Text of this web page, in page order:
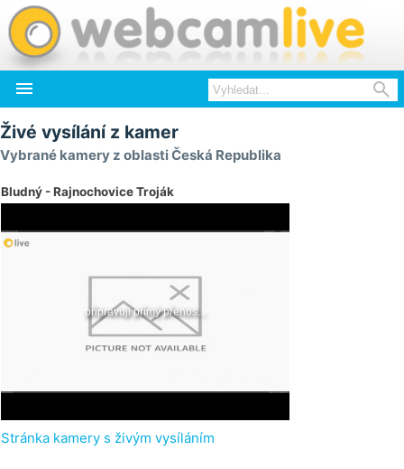
 
Živé vysílání z kamer
Vybrané kamery z oblasti Česká Republika
Bludný - Rajnochovice Troják
Stránka kamery s živým vysíláním